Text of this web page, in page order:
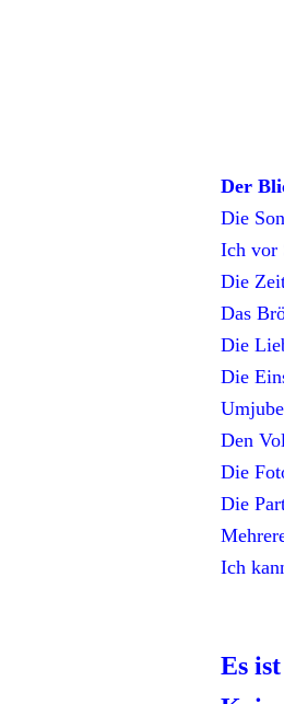
Der
Die
Ich vor
Die
Das
Die
Die
Den
Die
Die
Ich
Es